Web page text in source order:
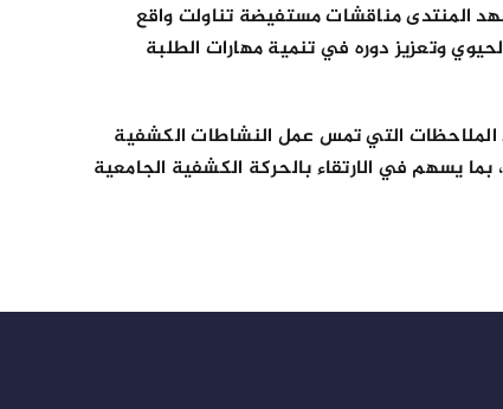
المنتدى مناقشات مستفيضة تناولت واقع
وتعزيز دوره في تنمية مهارات الطلبة
الملاحظات التي تمس عمل النشاطات الكشفية
يسهم في الارتقاء بالحركة الكشفية الجامعية